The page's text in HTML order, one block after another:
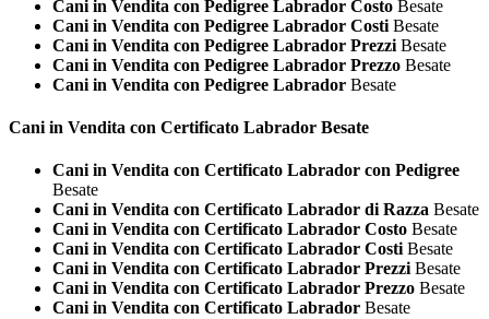
Cani in Vendita con Pedigree Labrador Costo Besate
Cani in Vendita con Pedigree Labrador Costi Besate
Cani in Vendita con Pedigree Labrador Prezzi Besate
Cani in Vendita con Pedigree Labrador Prezzo Besate
Cani in Vendita con Pedigree Labrador Besate
Cani in Vendita con Certificato Labrador Besate
Cani in Vendita con Certificato Labrador con Pedigree
Besate
Cani in Vendita con Certificato Labrador di Razza Besate
Cani in Vendita con Certificato Labrador Costo Besate
Cani in Vendita con Certificato Labrador Costi Besate
Cani in Vendita con Certificato Labrador Prezzi Besate
Cani in Vendita con Certificato Labrador Prezzo Besate
Cani in Vendita con Certificato Labrador Besate